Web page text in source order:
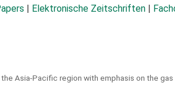
Elektronische Zeitschriften
Asia-Pacific region with emphasis on the